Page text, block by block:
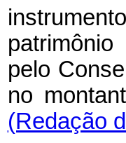
pelo
no
(Redação